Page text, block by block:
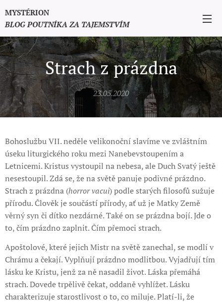
MYSTÉRION
BLOG POUTNÍKA ZA TAJEMSTVÍM
Strach z prázdna
23.05.2020
Bohoslužbu VII. neděle velikonoční slavíme ve zvláštním
úseku liturgického roku mezi Nanebevstoupením a
Letnicemi. Kristus vystoupil na nebesa, ale Duch Svatý ještě
nesestoupil. Zdá se, že na světě panuje podivné prázdno.
Strach z prázdna (horror vacui) podle starých filosofů sužuje
přírodu. Člověk je součástí přírody, ať už je Matky Země
věrný syn či dítko nezdárné. Také on se prázdna bojí. Jde o
to, čím prázdno zaplnit. Čím přemoci strach.
Apoštolové, které jejich Mistr na světě zanechal, se modlí v
Chrámu a čekají. Vyplňují prázdno modlitbou. Vyjadřují tím
lásku ke Kristu, jenž za ně nasadil život. Láska přemáhá
strach. Dovede trpělivě čekat, oddaně vyhlížet. Lásku
charakterizuje starostlivost o to, co miluje. Platí-li, že